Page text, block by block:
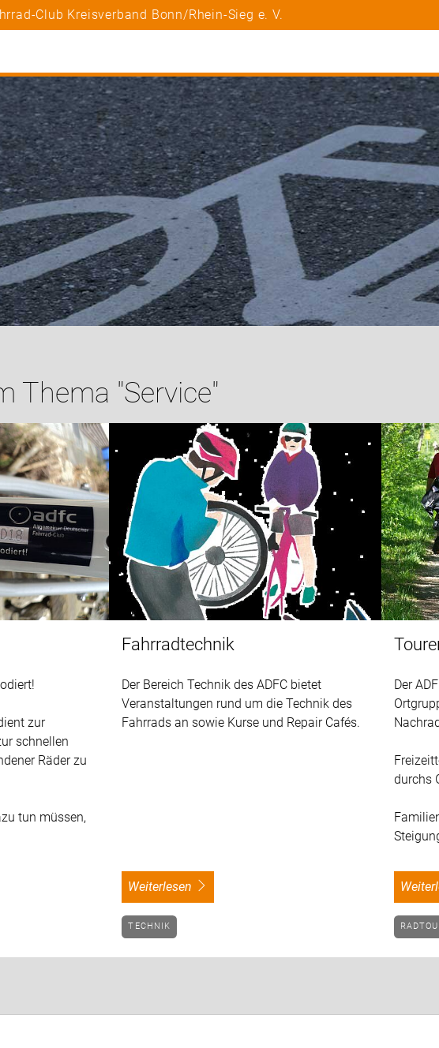
Club Kreisverband Bonn/Rhein-Sieg e. V.
Thema "Service"
zur
schnellen
Räder zu
tun müssen,
Fahrradtechnik
Der Bereich Technik des ADFC bietet
Veranstaltungen rund um die Technik des
Fahrrads an sowie Kurse und Repair Cafés.
weiterlesen
TECHNIK
Der
durchs